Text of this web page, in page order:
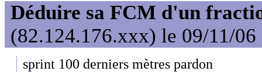
Déduire sa FCM d'un
(82.124.176.xxx) le 09/11/06
sprint 100 derniers mètres pardon